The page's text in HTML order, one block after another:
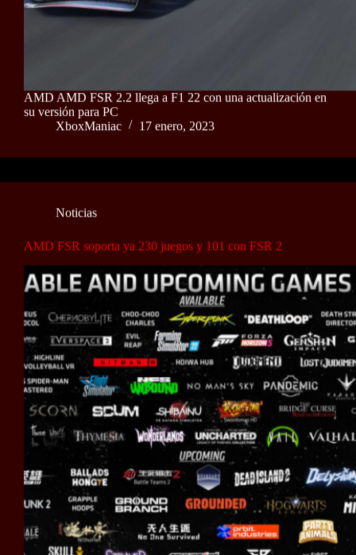
AMD AMD FSR 2.2 llega a F1 22 con una actualización en
su versión para PC
XboxManiac
17 enero, 2023
Noticias
AMD FSR soporta ya 230 juegos y 101 con FSR 2